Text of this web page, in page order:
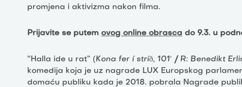
promjena i aktivizma nakon filma.
Prijavite se putem ovog online obrasca do 9.3. u
“Halla ide u rat” (Kona fer í stríð, 101′ / R: Benedikt
komedija koja je uz nagrade LUX Europskog
domaću publiku kada je 2018. pobrala Nagrade